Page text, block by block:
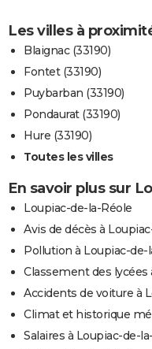
Les villes à
Blaignac (33190)
Fontet (33190)
Puybarban (33190)
Pondaurat (33190)
Hure (33190)
Toutes les villes
En savoir plus sur
Loupiac-de-la-Réole
Avis de décès à
Pollution à Loupiac-de-
Classement des lycées
Accidents de voiture à
Climat et historique
Salaires à Loupiac-de-